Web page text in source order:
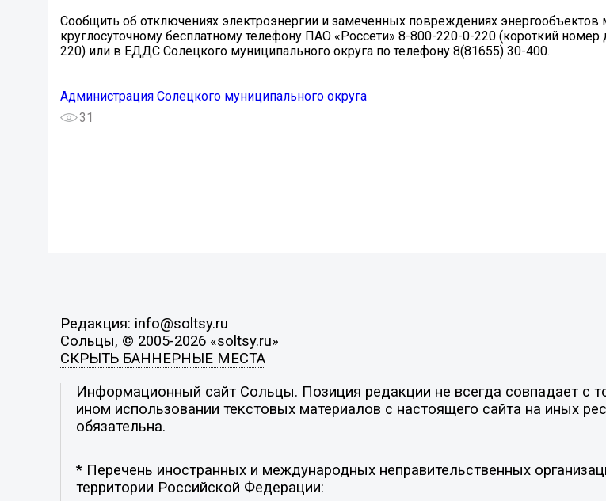
Сообщить об отключениях электроэнергии и замеченных повреждениях
круглосуточному бесплатному телефону ПАО «Россети» 8-800-220-0-220 (короткий
220) или в ЕДДС Солецкого муниципального округа по телефону 8(81655) 30-400.
Администрация Солецкого муниципального округа
31
Редакция: info@soltsy.ru
Сольцы, © 2005-2026 «soltsy.ru»
СКРЫТЬ БАННЕРНЫЕ МЕСТА
Информационный сайт Сольцы. Позиция редакции не всегда совпадает с
ином использовании текстовых материалов с настоящего сайта на иных
обязательна.
* Перечень иностранных и международных неправительственных
территории Российской Федерации: